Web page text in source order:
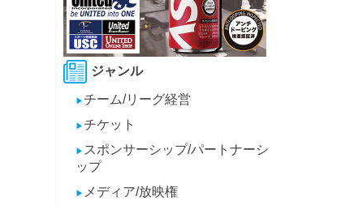
ジャンル
▶チーム/リーグ経営
▶チケット
▶ スポンサーシップ/パートナーシ
ップ
▶ メディア/放映権